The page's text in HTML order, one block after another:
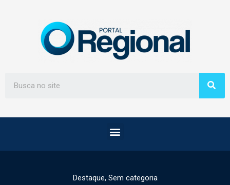
Destaque, Sem categoria